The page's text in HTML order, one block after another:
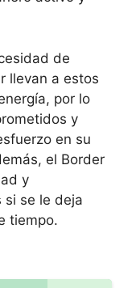
de
llevan a estos
por lo
y
en su
el Border
y
si se le deja
tiempo.